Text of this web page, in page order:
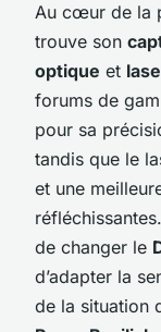
Au cœur de la
trouve son
optique et
forums de
pour sa
tandis que le
et une
de changer le
d’adapter la
de la situation